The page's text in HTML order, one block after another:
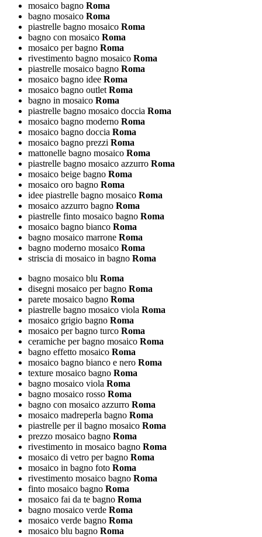
mosaico bagno Roma
bagno mosaico Roma
piastrelle bagno mosaico Roma
bagno con mosaico Roma
mosaico per bagno Roma
rivestimento bagno mosaico Roma
piastrelle mosaico bagno Roma
mosaico bagno idee Roma
mosaico bagno outletRoma
bagno in mosaico Roma
piastrelle bagno mosaico doccia Roma
mosaico bagno moderno Roma
mosaico bagno doccia Roma
mosaico bagno prezzi Roma
mattonelle bagno mosaico Roma
piastrelle bagno mosaico azzurro Roma
mosaico beige bagno Roma
mosaico oro bagno Roma
idee piastrelle bagno mosaico Roma
mosaico azzurro bagno Roma
piastrelle finto mosaico bagno Roma
mosaico bagno bianco Roma
bagno mosaico marrone Roma
bagno moderno mosaico Roma
striscia di mosaico in bagno Roma
bagno mosaico blu Roma
disegni mosaico per bagno Roma
parete mosaico bagno Roma
piastrelle bagno mosaico viola Roma
mosaico grigio bagno Roma
mosaico per bagno turco Roma
ceramiche per bagno mosaico Roma
bagno effetto mosaico Roma
mosaico bagno bianco e nero Roma
texture mosaico bagno Roma
bagno mosaico viola Roma
bagno mosaico rosso Roma
bagno con mosaico azzurro Roma
mosaico madreperla bagno Roma
piastrelle per il bagno mosaico Roma
prezzo mosaico bagno Roma
rivestimento in mosaico bagno Roma
mosaico di vetro per bagno Roma
mosaico in bagno foto Roma
rivestimento mosaico bagno Roma
finto mosaico bagno Roma
mosaico fai da te bagno Roma
bagno mosaico verde Roma
mosaico verde bagno Roma
mosaico blu bagno Roma